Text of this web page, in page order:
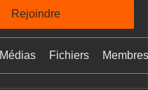
Rejoindre
Médias Fichiers Membres